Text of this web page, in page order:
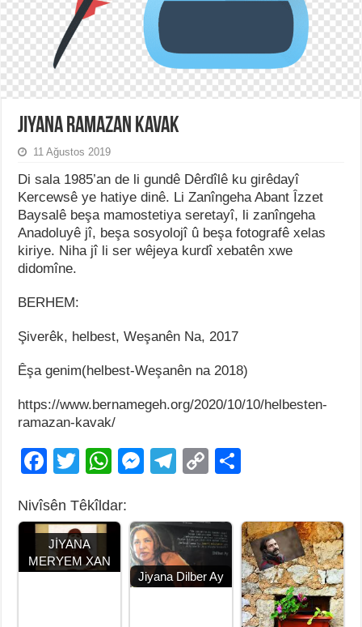
Jiyana Ramazan Kavak
11 Ağustos 2019
Di sala 1985’an de li gundê Dêrdîlê ku girêdayî
Kercewsê ye hatiye dinê. Li Zanîngeha Abant Îzzet
Baysalê beşa mamostetiya seretayî, li zanîngeha
Anadoluyê jî, beşa sosyolojî û beşa fotografê xelas
kiriye. Niha jî li ser wêjeya kurdî xebatên xwe
didomîne.
BERHEM:
Şiverêk, helbest, Weşanên Na, 2017
Êşa genim(helbest-Weşanên na 2018)
https://www.bernamegeh.org/2020/10/10/helbesten-
ramazan-kavak/
F
c
e
b
T
tt
er
W
at
A
M
e
n
g
T
gr
a
m
C
y
Li
n
e
Nivîsên Têkîldar:
JİYANA
MERYEM XAN
Jiyana Dilber Ay